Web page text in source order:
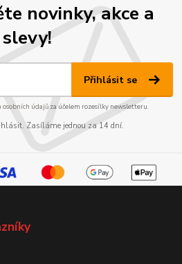
novinky, akce a
slevy!
Přihlásit se
osobních údajůza účelem rozesílky newsletteru.
Zasíláme jednou za 14 dní.